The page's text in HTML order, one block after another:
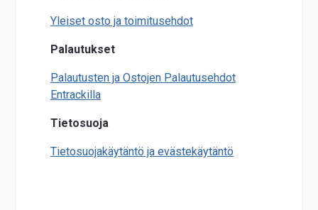
Yleiset osto ja toimitusehdot
Palautukset
Palautusten ja Ostojen Palautusehdot
Entrackilla
Tietosuoja
Tietosuojakäytäntö ja evästekäytäntö